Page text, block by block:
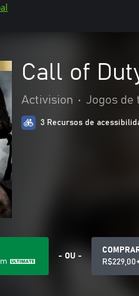
Call of
Activision • Jogos de
3 Recursos de
- OU -